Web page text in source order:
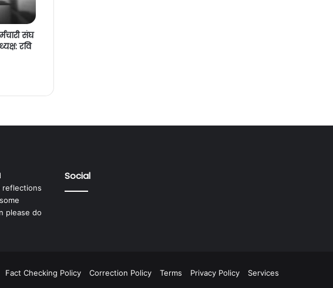
संघ
रवि
reflections
please do
Social
Fact Checking Policy Correction Policy Terms Privacy Policy Services